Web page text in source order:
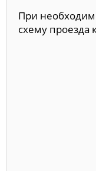
При
схему проезда